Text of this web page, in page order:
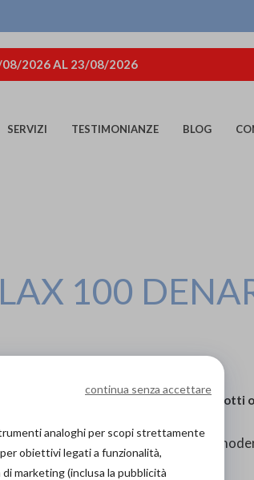
08/2026 AL 23/08/2026
SERVIZI TESTIMONIANZE BLOG
100
0318A0| Categoria:Prodotti
morbido come seta, per la donna
continua senza accettare
analoghi per scopi strettamente
obiettivi legati a funzionalità,
marketing (inclusa la pubblicità